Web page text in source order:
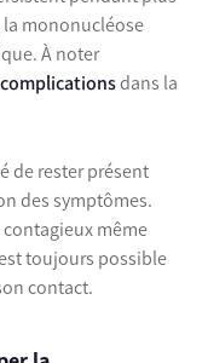
la mononucléose
À noter
dans la
de rester présent
des symptômes.
même
toujours possible
contact.